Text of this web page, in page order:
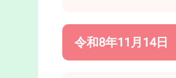
令和8年11月14日